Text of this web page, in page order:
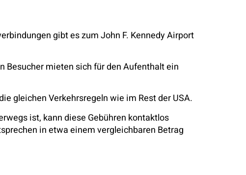
gibt es zum John F. Kennedy Airport
Besucher mieten sich für den Aufenthalt ein
gleichen Verkehrsregeln wie im Rest der USA.
ist, kann diese Gebühren kontaktlos
in etwa einem vergleichbaren Betrag